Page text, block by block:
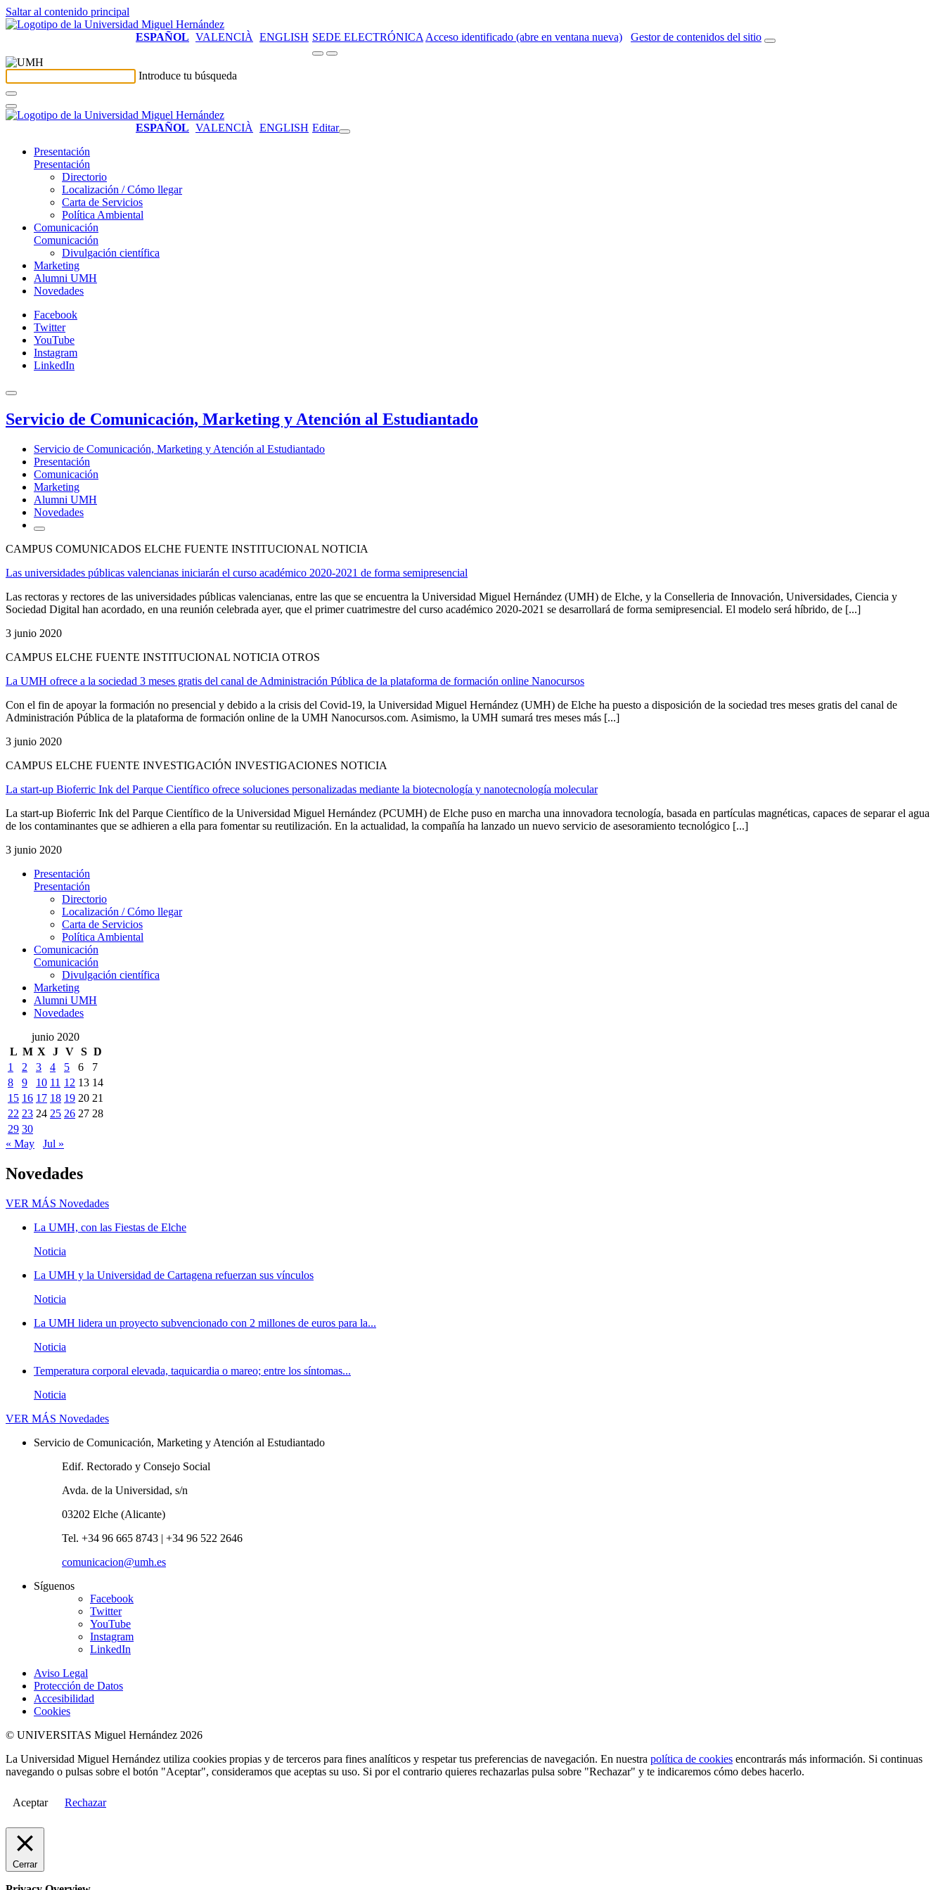
Saltar al contenido principal
ESPAÑOL VALENCIÀ ENGLISH SEDE ELECTRÓNICA Acceso identificado (abre en ventana nueva) Gestor de contenidos del sitio
Introduce tu búsqueda
ESPAÑOL VALENCIÀ ENGLISH Editar
Presentación
Presentación
Directorio
Localización / Cómo llegar
Carta de Servicios
Política Ambiental
Comunicación
Comunicación
Divulgación científica
Marketing
Alumni UMH
Novedades
Facebook
Twitter
YouTube
Instagram
LinkedIn
Servicio de Comunicación, Marketing y Atención al Estudiantado
Servicio de Comunicación, Marketing y Atención al Estudiantado
Presentación
Comunicación
Marketing
Alumni UMH
Novedades
CAMPUS COMUNICADOS ELCHE FUENTE INSTITUCIONAL NOTICIA
Las universidades públicas valencianas iniciarán el curso académico 2020-2021 de forma semipresencial
Las rectoras y rectores de las universidades públicas valencianas, entre las que se encuentra la Universidad Miguel Hernández (UMH) de Elche, y la Conselleria de Innovación, Universidades, Ciencia y
Sociedad Digital han acordado, en una reunión celebrada ayer, que el primer cuatrimestre del curso académico 2020-2021 se desarrollará de forma semipresencial. El modelo será híbrido, de [...]
3 junio 2020
CAMPUS ELCHE FUENTE INSTITUCIONAL NOTICIA OTROS
La UMH ofrece a la sociedad 3 meses gratis del canal de Administración Pública de la plataforma de formación online Nanocursos
Con el fin de apoyar la formación no presencial y debido a la crisis del Covid-19, la Universidad Miguel Hernández (UMH) de Elche ha puesto a disposición de la sociedad tres meses gratis del canal de
Administración Pública de la plataforma de formación online de la UMH Nanocursos.com. Asimismo, la UMH sumará tres meses más [...]
3 junio 2020
CAMPUS ELCHE FUENTE INVESTIGACIÓN INVESTIGACIONES NOTICIA
La start-up Bioferric Ink del Parque Científico ofrece soluciones personalizadas mediante la biotecnología y nanotecnología molecular
La start-up Bioferric Ink del Parque Científico de la Universidad Miguel Hernández (PCUMH) de Elche puso en marcha una innovadora tecnología, basada en partículas magnéticas, capaces de separar el agua
de los contaminantes que se adhieren a ella para fomentar su reutilización. En la actualidad, la compañía ha lanzado un nuevo servicio de asesoramiento tecnológico [...]
3 junio 2020
Presentación
Presentación
Directorio
Localización / Cómo llegar
Carta de Servicios
Política Ambiental
Comunicación
Comunicación
Divulgación científica
Marketing
Alumni UMH
Novedades
junio 2020
L M X J V S D
1
2 3 4 5 6
7
8
9 10 11 12 13 14
15 16 17 18 19 20 21
22 23 24 25 26 27 28
29 30
« May
Jul »
Novedades
VER MÁS Novedades
La UMH, con las Fiestas de Elche
Noticia
La UMH y la Universidad de Cartagena refuerzan sus vínculos
Noticia
La UMH lidera un proyecto subvencionado con 2 millones de euros para la...
Noticia
Temperatura corporal elevada, taquicardia o mareo; entre los síntomas...
Noticia
VER MÁS Novedades
Servicio de Comunicación, Marketing y Atención al Estudiantado
Edif. Rectorado y Consejo Social
Avda. de la Universidad, s/n
03202 Elche (Alicante)
Tel. +34 96 665 8743 | +34 96 522 2646
comunicacion@umh.es
Síguenos
Facebook
Twitter
YouTube
Instagram
LinkedIn
Aviso Legal
Protección de Datos
Accesibilidad
Cookies
© UNIVERSITAS Miguel Hernández 2026
La Universidad Miguel Hernández utiliza cookies propias y de terceros para fines analíticos y respetar tus preferencias de navegación. En nuestra política de cookies encontrarás más información. Si continuas
navegando o pulsas sobre el botón "Aceptar", consideramos que aceptas su uso. Si por el contrario quieres rechazarlas pulsa sobre "Rechazar" y te indicaremos cómo debes hacerlo.
Aceptar Rechazar
Cerrar